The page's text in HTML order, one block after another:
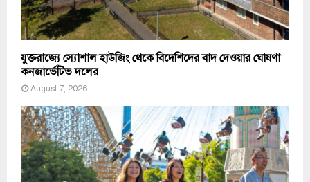
যুক্তরাজ্যে স্যোশাল হাউজিং থেকে বিদেশিদের বাদ দেওয়ার ঘোষণা
কনজার্ভেটিভ দলের
August 7, 2026